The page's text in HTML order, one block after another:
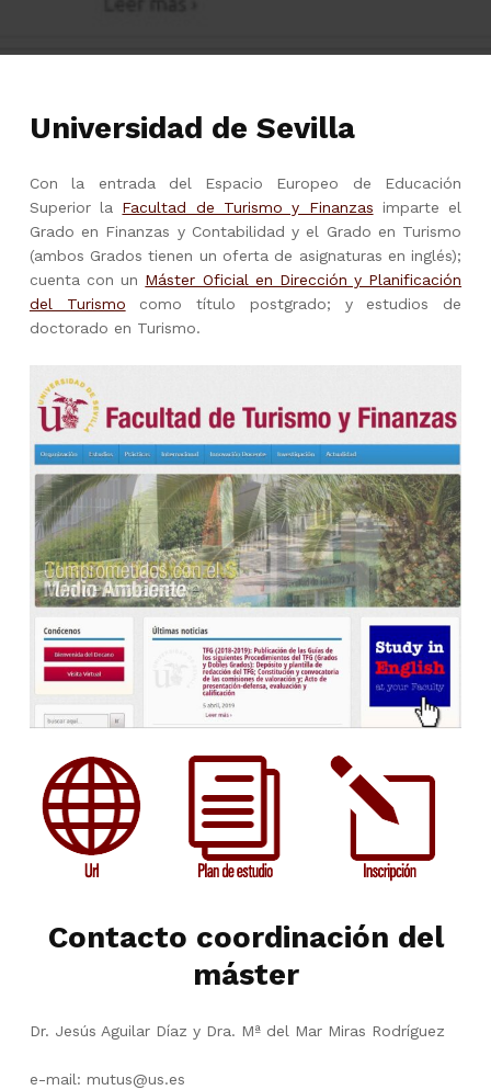
Universidad de Sevilla
Con la entrada del Espacio Europeo de Educación
Superior la Facultad de Turismo y Finanzas imparte el
Grado en Finanzas y Contabilidad y el Grado en Turismo
(ambos Grados tienen un oferta de asignaturas en inglés);
cuenta con un Máster Oficial en Dirección y Planificación
del Turismo como título postgrado; y estudios de
doctorado en Turismo.
Contacto coordinación del
máster
Dr. Jesús Aguilar Díaz y Dra. Mª del Mar Miras Rodríguez
e-mail: mutus@us.es